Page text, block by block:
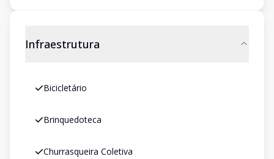
Infraestrutura
Bicicletário
Brinquedoteca
Churrasqueira Coletiva